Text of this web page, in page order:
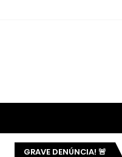
GRAVE DENÚNCIA! 🚨